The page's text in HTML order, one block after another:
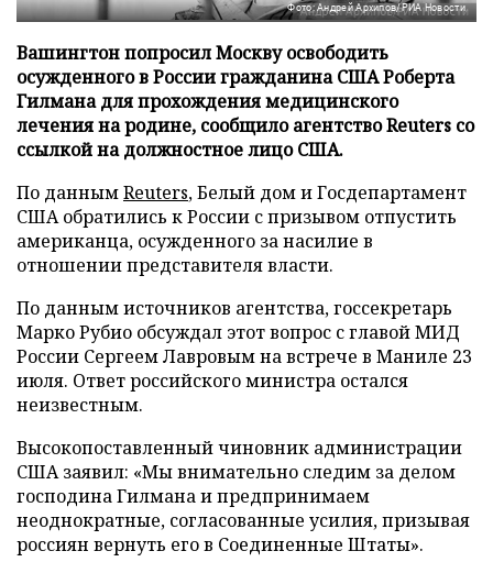
Фото: Андрей Архипов/РИА Новости
Вашингтон попросил Москву освободить
осужденного в России гражданина США Роберта
Гилмана для прохождения медицинского
лечения на родине, сообщило агентство Reuters со
ссылкой на должностное лицо США.
По даннымReuters, Белый дом и Госдепартамент
США обратились к России с призывом отпустить
американца, осужденного за насилие в
отношении представителя власти.
По данным источников агентства, госсекретарь
Марко Рубио обсуждал этот вопрос с главой МИД
России Сергеем Лавровым на встрече в Маниле 23
июля. Ответ российского министра остался
неизвестным.
Высокопоставленный чиновник администрации
США заявил: «Мы внимательно следим за делом
господина Гилмана и предпринимаем
неоднократные, согласованные усилия, призывая
россиян вернуть его в Соединенные Штаты».